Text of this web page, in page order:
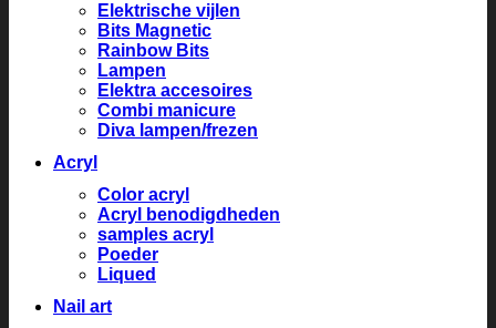
Elektrische vijlen
Bits Magnetic
Rainbow Bits
Lampen
Elektra accesoires
Combi manicure
Diva lampen/frezen
Acryl
Color acryl
Acryl benodigdheden
samples acryl
Poeder
Liqued
Nail art